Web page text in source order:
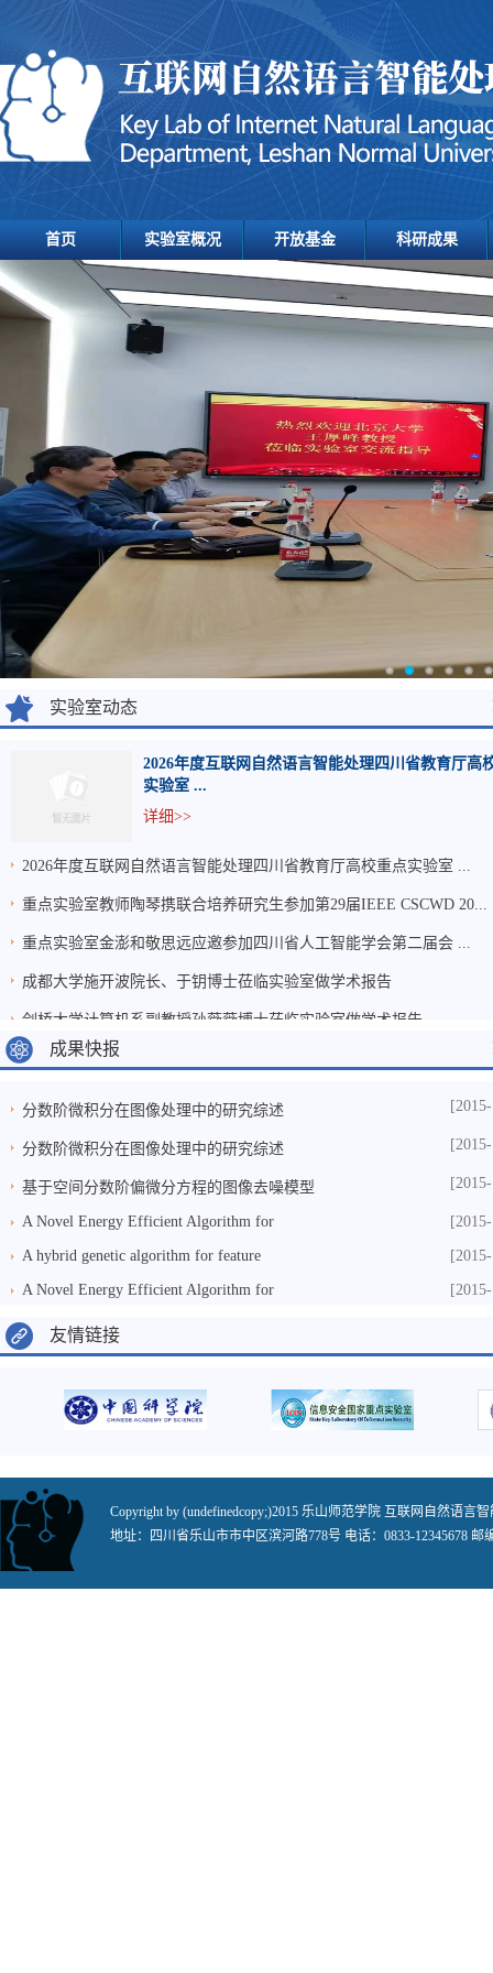
实验室动态
2026年度互联网自然语言智能处理四川省教育厅高
实验室 ...
详细>>
2026年度互联网自然语言智能处理四川省教育厅高校重点实验室 ...
重点实验室教师陶琴携联合培养研究生参加第29届IEEE CSCWD 20...
重点实验室金澎和敬思远应邀参加四川省人工智能学会第二届会 ...
成都大学施开波院长、于钥博士莅临实验室做学术报告
剑桥大学计算机系副教授孙薇薇博士莅临实验室做学术报告
成果快报
分数阶微积分在图像处理中的研究综述
分数阶微积分在图像处理中的研究综述
基于空间分数阶偏微分方程的图像去噪模型
A Novel Energy Efficient Algorithm for
A hybrid genetic algorithm for feature
A Novel Energy Efficient Algorithm for
友情链接
Copyright by (undefinedcopy;)2015 乐山师范学院 互联网自然语言
地址：四川省乐山市市中区滨河路778号 电话：0833-12345678 邮
首页 实验室概况 开放基金 科研成果